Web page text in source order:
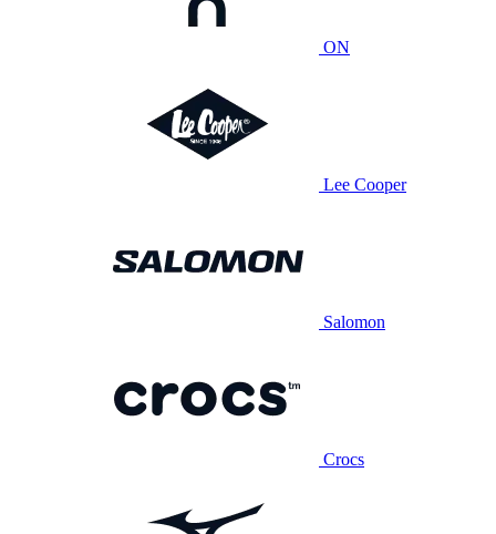
ON
Lee Cooper
Salomon
Crocs